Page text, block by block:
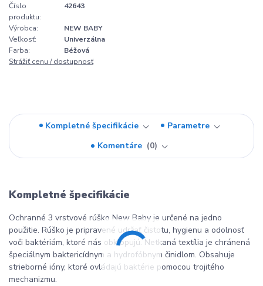
Číslo
produktu:
42643
Výrobca:
NEW BABY
Veľkosť:
Univerzálna
Farba:
Béžová
Strážiť cenu / dostupnosť
Kompletné špecifikácie
Parametre
Komentáre
0
Kompletné špecifikácie
Ochranné 3 vrstvové rúško New Baby je určené na jedno
použitie. Rúško je pripravené udržať čistotu, hygienu a odolnosť
voči baktériám, ktoré nás obklopujú. Netkaná textília je chránená
špeciálnym baktericídnym a hydrofóbnym činidlom. Obsahuje
strieborné ióny, ktoré ovládajú baktérie pomocou trojitého
mechanizmu.